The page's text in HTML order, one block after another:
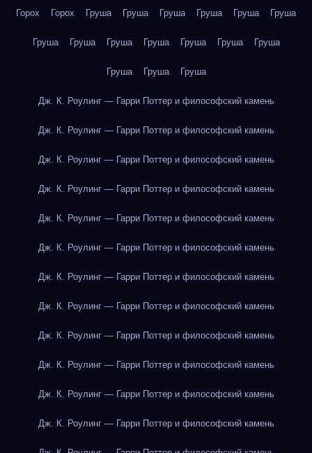
Горох Горох Груша Груша Груша Груша Груша Груша
Груша Груша Груша Груша Груша Груша Груша
Груша Груша Груша
Дж. К. Роулинг — Гарри Поттер и философский камень
Дж. К. Роулинг — Гарри Поттер и философский камень
Дж. К. Роулинг — Гарри Поттер и философский камень
Дж. К. Роулинг — Гарри Поттер и философский камень
Дж. К. Роулинг — Гарри Поттер и философский камень
Дж. К. Роулинг — Гарри Поттер и философский камень
Дж. К. Роулинг — Гарри Поттер и философский камень
Дж. К. Роулинг — Гарри Поттер и философский камень
Дж. К. Роулинг — Гарри Поттер и философский камень
Дж. К. Роулинг — Гарри Поттер и философский камень
Дж. К. Роулинг — Гарри Поттер и философский камень
Дж. К. Роулинг — Гарри Поттер и философский камень